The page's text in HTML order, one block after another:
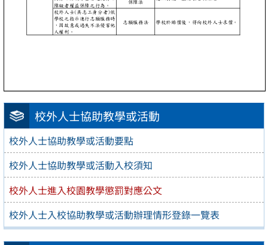
校外人士協助教學或活動
校外人士協助教學或活動要點
校外人士協助教學或活動入校須知
校外人士進入校園教學懲罰對應公文
校外人士入校協助教學或活動辦理情形登錄一覽表